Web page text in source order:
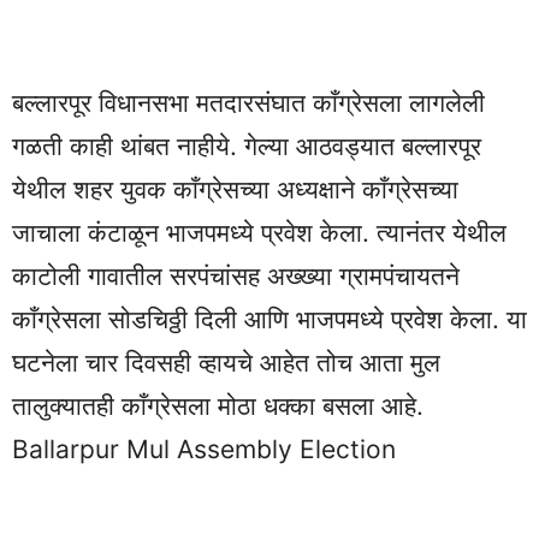
बल्लारपूर विधानसभा मतदारसंघात काँग्रेसला लागलेली
गळती काही थांबत नाहीये. गेल्या आठवड्यात बल्लारपूर
येथील शहर युवक काँग्रेसच्या अध्यक्षाने काँग्रेसच्या
जाचाला कंटाळून भाजपमध्ये प्रवेश केला. त्यानंतर येथील
काटोली गावातील सरपंचांसह अख्ख्या ग्रामपंचायतने
काँग्रेसला सोडचिठ्ठी दिली आणि भाजपमध्ये प्रवेश केला. या
घटनेला चार दिवसही व्हायचे आहेत तोच आता मुल
तालुक्यातही काँग्रेसला मोठा धक्का बसला आहे.
Ballarpur Mul Assembly Election